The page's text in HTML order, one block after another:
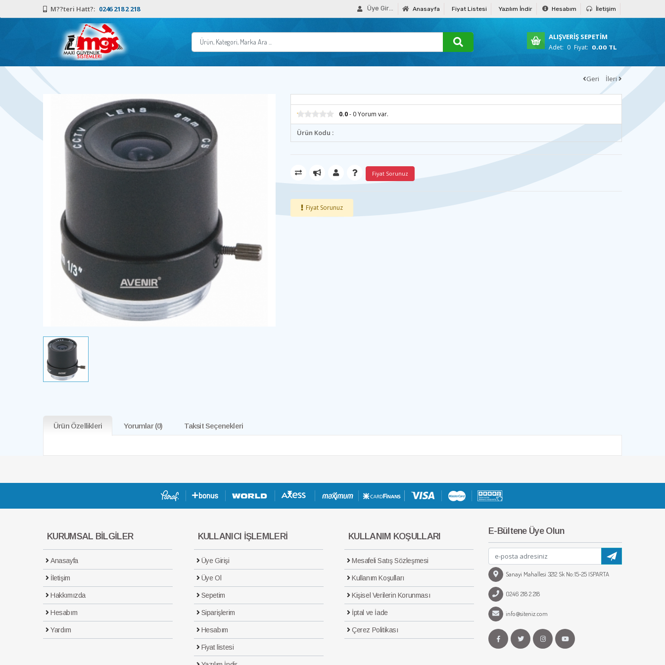
M??teri Hatt?: 0246 218 2 218 Üye Girişi Anasayfa Fiyat Listesi Yazılım İndir Hesabım İletişim
ALIŞVERİŞ SEPETİM
Adet: 0 Fiyat: 0.00 TL
Geri İleri
0.0- 0 Yorum var.
Ürün Kodu :
Fiyat Sorunuz
Fiyat Sorunuz
Ürün Özellikleri Yorumlar(0) Taksit Seçenekleri
KURUMSAL BİLGİLER
Anasayfa
İletişim
Hakkımızda
Hesabım
Yardım
KULLANICI İŞLEMLERİ
Üye Girişi
Üye Ol
Sepetim
Siparişlerim
Hesabım
Fiyat listesi
KULLANIM KOŞULLARI
Mesafeli Satış Sözleşmesi
Kullanım Koşulları
Kişisel Verilerin Korunması
İptal ve İade
Çerez Politikası
E-Bültene Üye Olun
Sanayi Mahallesi 3212 Sk No:15-25 ISPARTA
0246 218 2 218
info@siteniz.com